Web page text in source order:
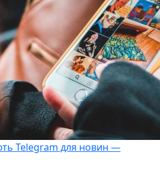
Telegram для новин —